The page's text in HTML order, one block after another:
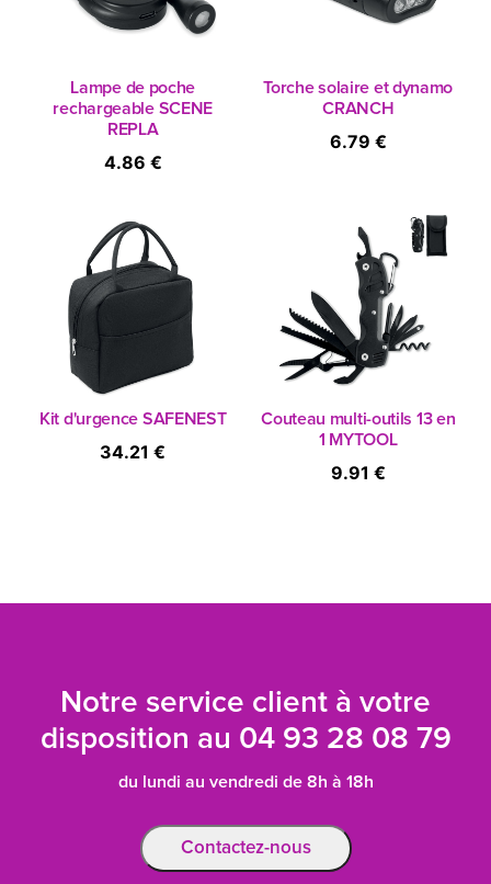
Lampe de poche
rechargeable SCENE
REPLA
4.86 €
Torche solaire et dynamo
CRANCH
6.79 €
Kit d'urgence SAFENEST
34.21 €
Couteau multi-outils 13 en
1 MYTOOL
9.91 €
Notre service client à votre
disposition au 04 93 28 08 79
du lundi au vendredi de 8h à 18h
Contactez-nous